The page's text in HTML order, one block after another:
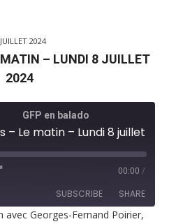
2024
– LUNDI 8 JUILLET
2024
GFP en balado
– Le matin – Lundi 8 juillet 2024
00:00 /
SUBSCRIBE SHARE
avec Georges-Fernand Poirier,